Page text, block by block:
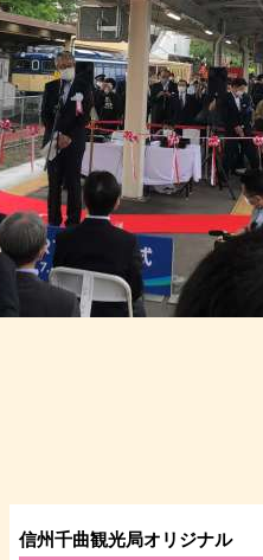
信州千曲観光局オリジナル